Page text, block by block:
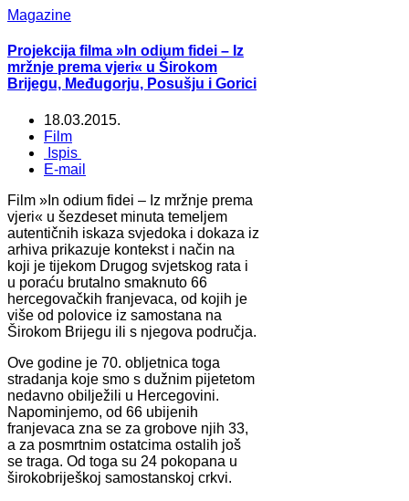
Magazine
Projekcija filma »In odium fidei – Iz
mržnje prema vjeri« u Širokom
Brijegu, Međugorju, Posušju i Gorici
18.03.2015.
Film
Ispis
E-mail
Film »In odium fidei – Iz mržnje prema
vjeri« u šezdeset minuta temeljem
autentičnih iskaza svjedoka i dokaza iz
arhiva prikazuje kontekst i način na
koji je tijekom Drugog svjetskog rata i
u poraću brutalno smaknuto 66
hercegovačkih franjevaca, od kojih je
više od polovice iz samostana na
Širokom Brijegu ili s njegova područja.
Ove godine je 70. obljetnica toga
stradanja koje smo s dužnim pijetetom
nedavno obilježili u Hercegovini.
Napominjemo, od 66 ubijenih
franjevaca zna se za grobove njih 33,
a za posmrtnim ostatcima ostalih još
se traga. Od toga su 24 pokopana u
širokobriješkoj samostanskoj crkvi.